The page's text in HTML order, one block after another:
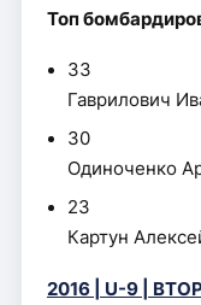
Топ
33
Гаврилович
30
Одиноченко
23
Картун
2016 | U-9 |